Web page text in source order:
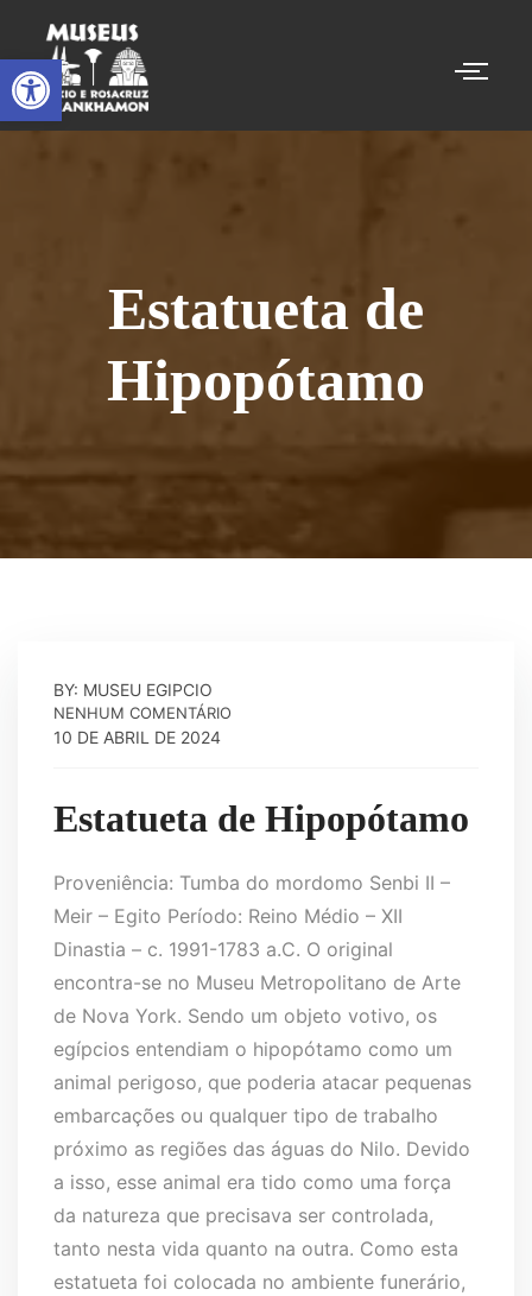
Estatueta de
Hipopótamo
BY: MUSEU EGIPCIO
NENHUM COMENTÁRIO
10 DE ABRIL DE 2024
Estatueta de Hipopótamo
Proveniência: Tumba do mordomo Senbi II –
Meir – Egito Período: Reino Médio – XII
Dinastia – c. 1991-1783 a.C. O original
encontra-se no Museu Metropolitano de Arte
de Nova York. Sendo um objeto votivo, os
egípcios entendiam o hipopótamo como um
animal perigoso, que poderia atacar pequenas
embarcações ou qualquer tipo de trabalho
próximo as regiões das águas do Nilo. Devido
a isso, esse animal era tido como uma força
da natureza que precisava ser controlada,
tanto nesta vida quanto na outra. Como esta
estatueta foi colocada no ambiente funerário,
Abrir a barra de ferramentas